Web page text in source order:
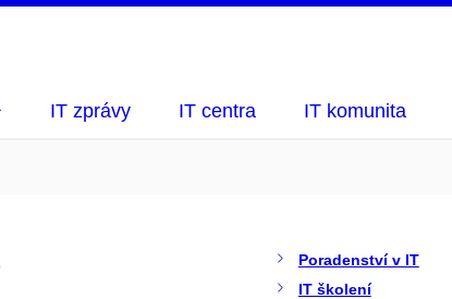
IT zprávy IT centra IT komunita
Poradenství v IT
IT školení